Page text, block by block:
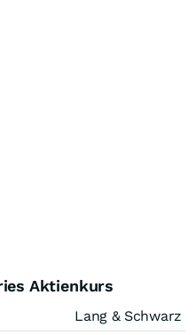
Aktienkurs
Lang & Schwarz